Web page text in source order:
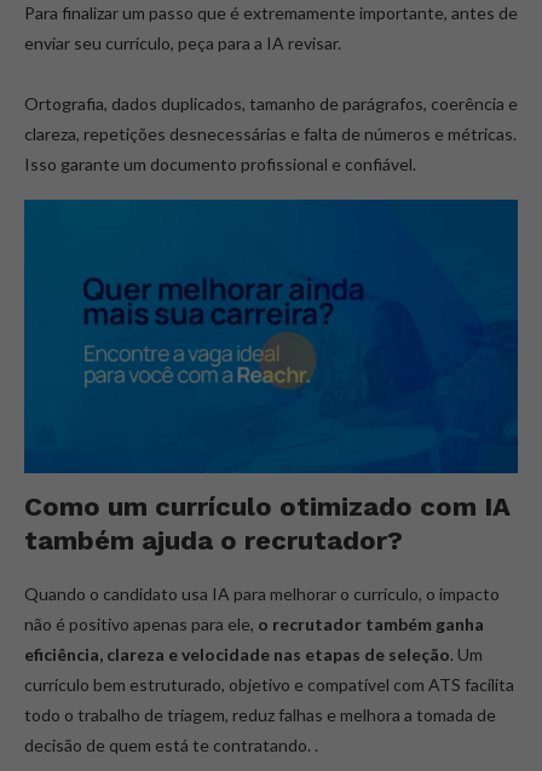
Para finalizar um passo que é extremamente importante, antes de
enviar seu currículo, peça para a IA revisar.
Ortografia, dados duplicados, tamanho de parágrafos, coerência e
clareza, repetições desnecessárias e falta de números e métricas.
Isso garante um documento profissional e confiável.
Como um currículo otimizado com IA
também ajuda o recrutador?
Quando o candidato usa IA para melhorar o currículo, o impacto
não é positivo apenas para ele, o recrutador também ganha
eficiência, clareza e velocidade nas etapas de seleção. Um
currículo bem estruturado, objetivo e compatível com ATS facilita
todo o trabalho de triagem, reduz falhas e melhora a tomada de
decisão de quem está te contratando. .